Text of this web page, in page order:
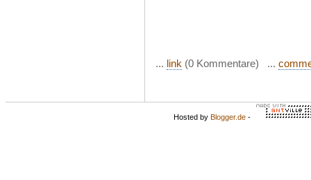
... link (0 Kommentare) ...
Hosted by Blogger.de -